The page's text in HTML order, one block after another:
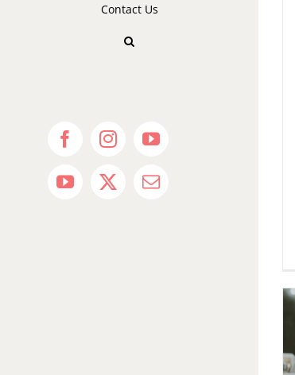
Contact Us
FacebookInstagramYouTube
YouTube
X Email